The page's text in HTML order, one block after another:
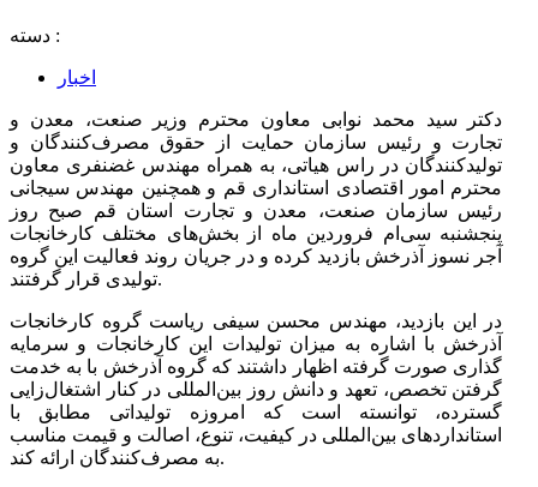
دسته :
اخبار
دکتر سید محمد نوابی معاون محترم وزیر صنعت، معدن و
تجارت و رئیس سازمان حمایت از حقوق مصرف‌کنندگان و
تولیدکنندگان در راس هیاتی، به همراه مهندس غضنفری معاون
محترم امور اقتصادی استانداری قم و همچنین مهندس سیجانی
رئیس سازمان صنعت، معدن و تجارت استان قم صبح روز
پنجشنبه سی‌ام فروردین ماه از بخش‌های مختلف کارخانجات
آجر نسوز آذرخش بازدید کرده و در جریان روند فعالیت این گروه
تولیدی قرار گرفتند.
در این بازدید، مهندس محسن سیفی ریاست گروه کارخانجات
آذرخش با اشاره به میزان تولیدات این کارخانجات و سرمایه
گذاری صورت گرفته اظهار داشتند که گروه آذرخش با به خدمت
گرفتن تخصص، تعهد و دانش روز بین‌المللی در کنار اشتغال‌زایی
گسترده، توانسته است که امروزه تولیداتی مطابق با
استانداردهای بین‌المللی در کیفیت، تنوع، اصالت و قیمت مناسب
به مصرف‌کنندگان ارائه کند.